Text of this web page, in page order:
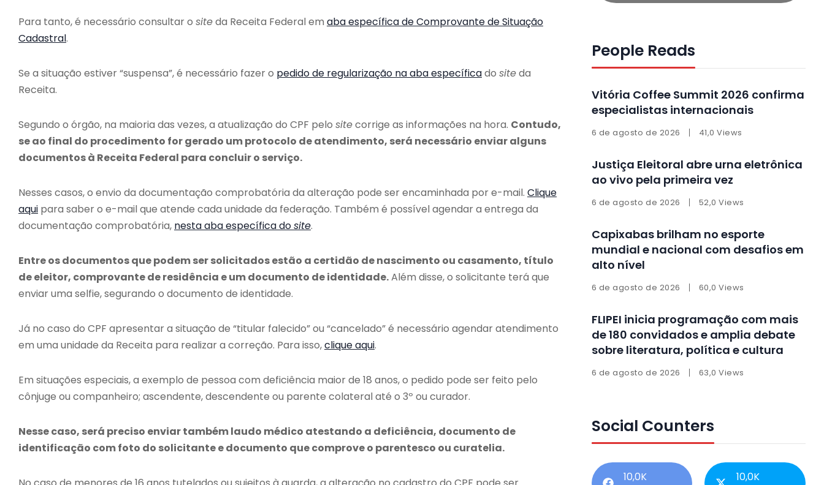
Para tanto, é necessário consultar o siteda Receita Federal em aba específica de Comprovante de Situação
Cadastral.
Se a situação estiver “suspensa”, é necessário fazer o pedido de regularização na aba específicado siteda
Receita.
Segundo o órgão, na maioria das vezes, a atualização do CPF pelo sitecorrige as informações na hora. Contudo,
se ao final do procedimento for gerado um protocolo de atendimento, será necessário enviar alguns
documentos à Receita Federal para concluir o serviço.
Nesses casos, o envio da documentação comprobatória da alteração pode ser encaminhada por e-mail. Clique
aqui para saber o e-mail que atende cada unidade da federação. Também é possível agendar a entrega da
documentação comprobatória, nesta aba específica dosite.
Entre os documentos que podem ser solicitados estão a certidão de nascimento ou casamento, título
de eleitor, comprovante de residência e um documento de identidade.Além disse, o solicitante terá que
enviar uma selfie, segurando o documento de identidade.
Já no caso do CPF apresentar a situação de “titular falecido” ou “cancelado” é necessário agendar atendimento
em uma unidade da Receita para realizar a correção. Para isso,clique aqui.
Em situações especiais, a exemplo de pessoa com deficiência maior de 18 anos, o pedido pode ser feito pelo
cônjuge ou companheiro; ascendente, descendente ou parente colateral até o 3º ou curador.
Nesse caso, será preciso enviar também laudo médico atestando a deficiência, documento de
identificação com foto do solicitante e documento que comprove o parentesco ou curatelia.
People Reads
Vitória Coffee Summit 2026 confirma
especialistas internacionais
6 de agosto de 2026 41,0 Views
Justiça Eleitoral abre urna eletrônica
ao vivo pela primeira vez
6 de agosto de 2026 52,0 Views
Capixabas brilham no esporte
mundial e nacional com desafios em
alto nível
6 de agosto de 2026 60,0 Views
FLIPEI inicia programação com mais
de 180 convidados e amplia debate
sobre literatura, política e cultura
6 de agosto de 2026 63,0 Views
Social Counters
10,0K 10,0K